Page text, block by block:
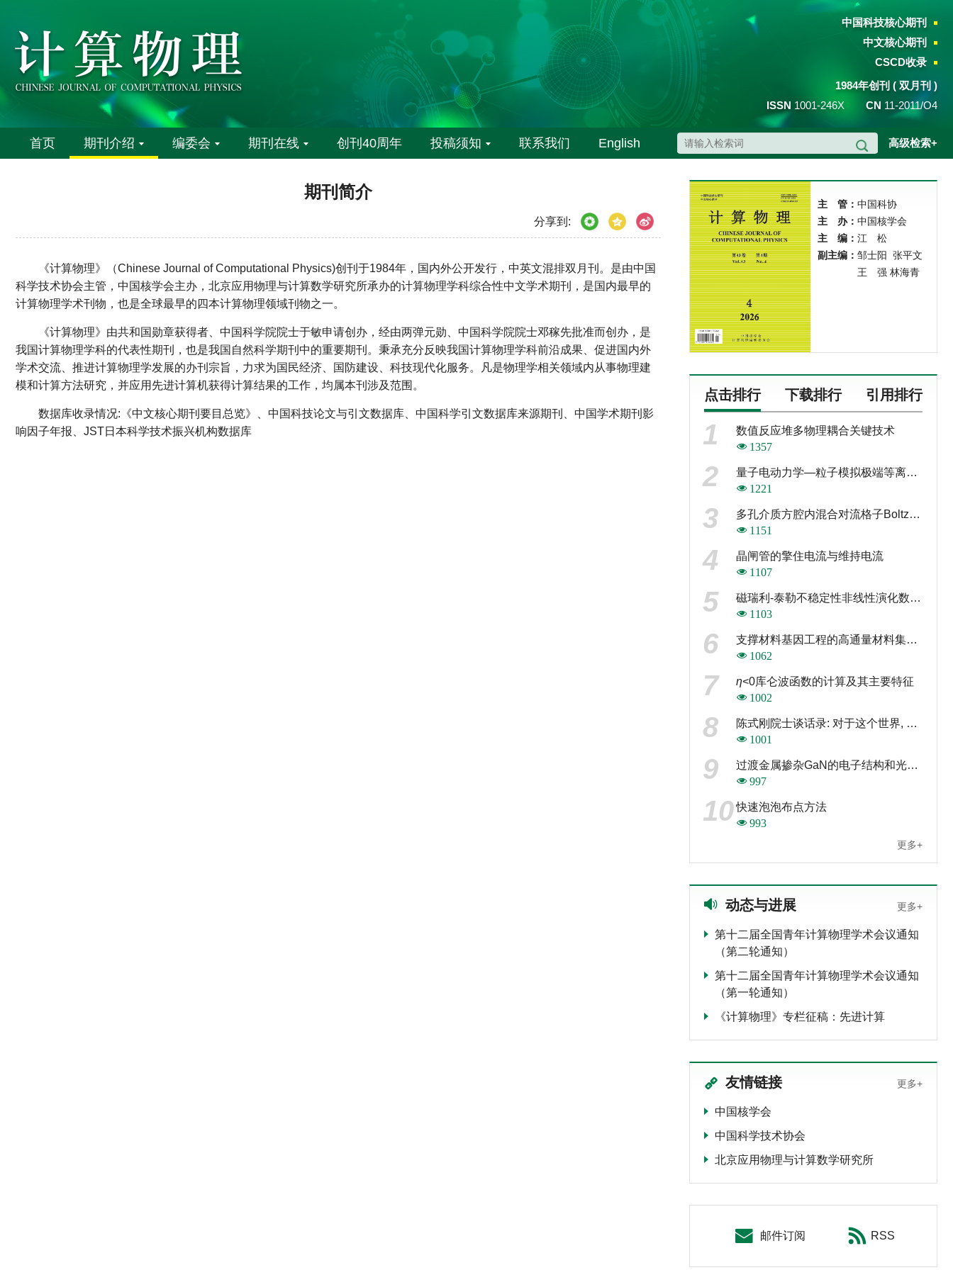
中国科技核心期刊
中文核心期刊
CSCD收录
1984年创刊 ( 双月刊 )
ISSN 1001-246X CN 11-2011/O4
首页 期刊介绍 编委会 期刊在线 创刊40周年 投稿须知 联系我们 English 高级检索+
期刊简介
分享到:
《计算物理》（Chinese Journal of Computational Physics)创刊于1984年，国内外公开发行，中英文混排双月刊。是由中国
科学技术协会主管，中国核学会主办，北京应用物理与计算数学研究所承办的计算物理学科综合性中文学术期刊，是国内最早的
计算物理学术刊物，也是全球最早的四本计算物理领域刊物之一。
《计算物理》由共和国勋章获得者、中国科学院院士于敏申请创办，经由两弹元勋、中国科学院院士邓稼先批准而创办，是
我国计算物理学科的代表性期刊，也是我国自然科学期刊中的重要期刊。秉承充分反映我国计算物理学科前沿成果、促进国内外
学术交流、推进计算物理学发展的办刊宗旨，力求为国民经济、国防建设、科技现代化服务。凡是物理学相关领域内从事物理建
模和计算方法研究，并应用先进计算机获得计算结果的工作，均属本刊涉及范围。
数据库收录情况:《中文核心期刊要目总览》、中国科技论文与引文数据库、中国科学引文数据库来源期刊、中国学术期刊影
响因子年报、JST日本科学技术振兴机构数据库
主 管： 中国科协
主
办： 中国核学会
主
编： 江 松
副主编： 邹士阳 张平文
王 强 林海青
点击排行 下载排行 引用排行
1 数值反应堆多物理耦合关键技术
1357
2 量子电动力学—粒子模拟极端等离子体动力学研究
1221
3 多孔介质方腔内混合对流格子Boltzmann模拟
1151
4 晶闸管的擎住电流与维持电流
1107
5 磁瑞利-泰勒不稳定性非线性演化数值模拟
1103
6 支撑材料基因工程的高通量材料集成计算平台
1062
7 η<0库仑波函数的计算及其主要特征
1002
8 陈式刚院士谈话录: 对于这个世界, 我这么想
1001
9 过渡金属掺杂GaN的电子结构和光学性质理论研究
997
10快速泡泡布点方法
993
更多+
动态与进展 更多+
第十二届全国青年计算物理学术会议通知
（第二轮通知）
第十二届全国青年计算物理学术会议通知
（第一轮通知）
《计算物理》专栏征稿：先进计算
友情链接 更多+
中国核学会
中国科学技术协会
北京应用物理与计算数学研究所
邮件订阅 RSS